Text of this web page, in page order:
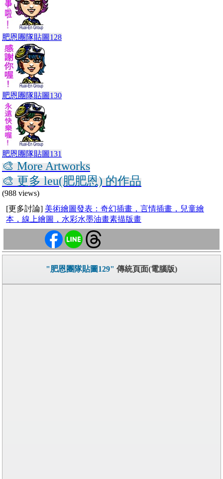
肥恩團隊貼圖128
肥恩團隊貼圖130
肥恩團隊貼圖131
🎨 More Artworks
🎨 更多 leu(肥肥恩) 的作品
(988 views)
[更多討論] 美術繪圖發表：奇幻插畫，言情插畫，兒童繪
本，線上繪圖，水彩水墨油畫素描版畫
"肥恩團隊貼圖129" 傳統頁面(電腦版)